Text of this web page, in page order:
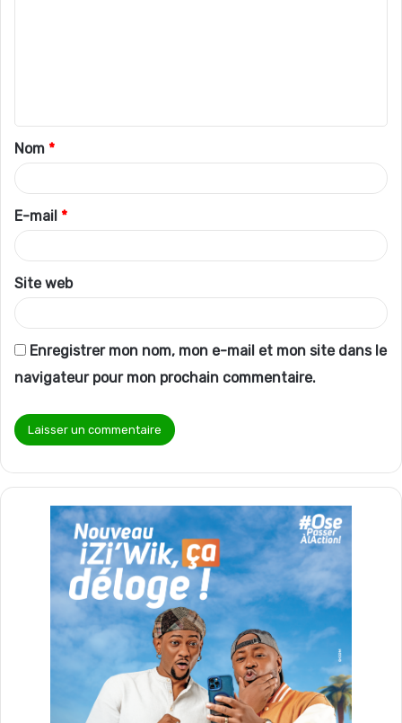
t
a
i
r
e
*
Nom *
E-mail *
Site web
Enregistrer mon nom, mon e-mail et mon site dans le
navigateur pour mon prochain commentaire.